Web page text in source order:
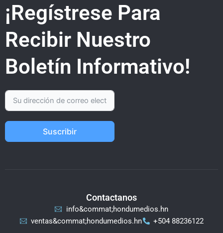
¡Regístrese Para
Recibir Nuestro
Boletín Informativo!
Suscribir
Contactanos
info&commat;hondumedios.hn
ventas&commat;hondumedios.hn
+504 88236122